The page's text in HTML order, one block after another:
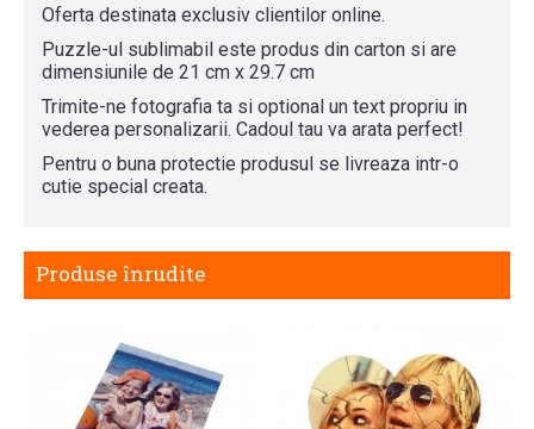
Oferta destinata exclusiv clientilor online.
Puzzle-ul sublimabil este produs din carton si are
dimensiunile de 21 cm x 29.7 cm
Trimite-ne fotografia ta si optional un text propriu in
vederea personalizarii. Cadoul tau va arata perfect!
Pentru o buna protectie produsul se livreaza intr-o
cutie special creata.
Produse înrudite